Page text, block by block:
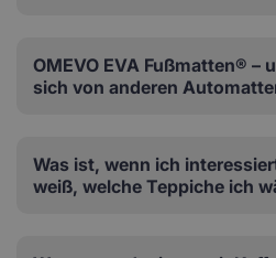
OMEVO EVA Fußmatten® –
sich von anderen
Was ist, wenn ich
weiß, welche Teppiche ich